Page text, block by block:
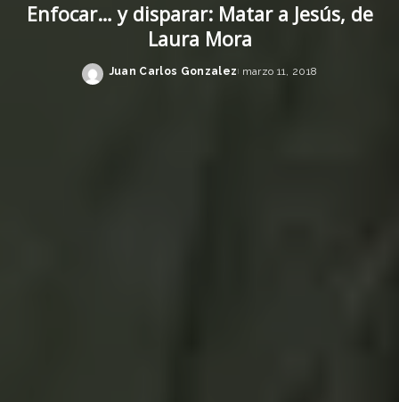
Enfocar… y disparar: Matar a Jesús, de
Laura Mora
Posted
Juan Carlos Gonzalez marzo 11, 2018